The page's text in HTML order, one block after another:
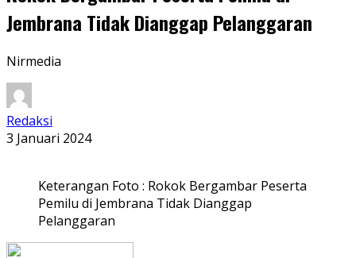
Jembrana Tidak Dianggap Pelanggaran
Nirmedia
Redaksi
3 Januari 2024
Keterangan Foto : Rokok Bergambar Peserta
Pemilu di Jembrana Tidak Dianggap
Pelanggaran